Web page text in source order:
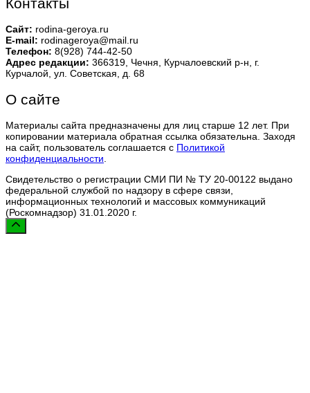
Сайт: rodina-geroya.ru
E-mail: rodinageroya@mail.ru
Телефон: 8(928) 744-42-50
Адрес редакции: 366319, Чечня, Курчалоевский р-н, г.
Курчалой, ул. Советская, д. 68
О сайте
Материалы сайта предназначены для лиц старше 12 лет. При
копировании материала обратная ссылка обязательна. Заходя
на сайт, пользователь соглашается с Политикой
конфиденциальности